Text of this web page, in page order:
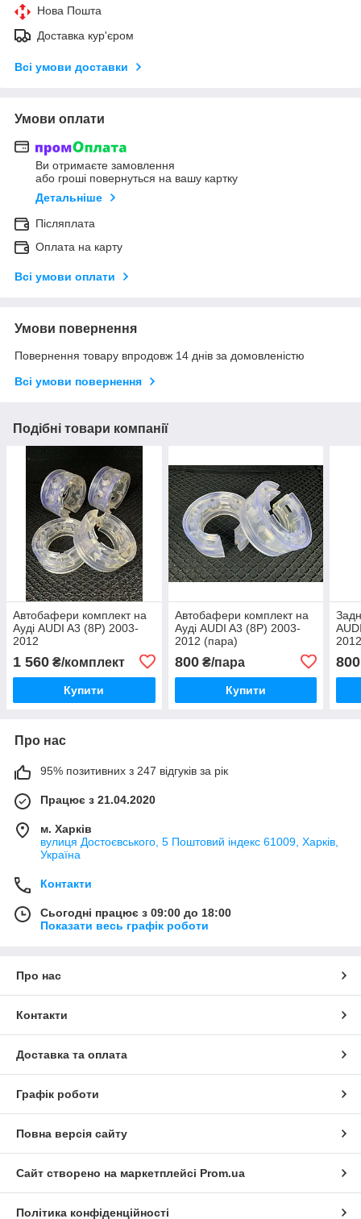
Нова Пошта
Доставка кур'єром
Всі умови доставки
Умови оплати
Ви отримаєте замовлення
або гроші повернуться на вашу картку
Детальніше
Післяплата
Оплата на карту
Всі умови оплати
Умови повернення
Повернення товару впродовж 14 днів за домовленістю
Всі умови повернення
Подібні товари компанії
Автобафери комплект на
Ауді AUDI A3 (8P) 2003-
2012
1 560 ₴/комплект
Купити
Автобафери комплект на
Ауді AUDI A3 (8P) 2003-
2012 (пара)
800₴/пара
Купити
800
Про нас
95% позитивних з 247 відгуків за рік
Працює з 21.04.2020
м. Харків
вулиця Достоєвського, 5 Поштовий індекс 61009, Харків,
Україна
Контакти
Сьогодні працює з 09:00 до 18:00
Показати весь графік роботи
Про нас
Контакти
Доставка та оплата
Графік роботи
Повна версія сайту
Сайт створено на маркетплейсі Prom.ua
Політика конфіденційності